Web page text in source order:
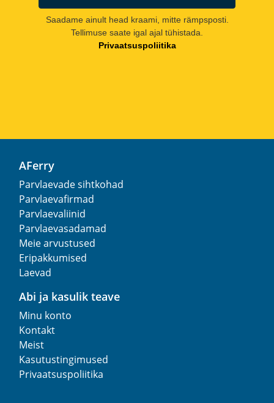
Saadame ainult head kraami, mitte rämpsposti.
Tellimuse saate igal ajal tühistada.
Privaatsuspoliitika
AFerry
Parvlaevade sihtkohad
Parvlaevafirmad
Parvlaevaliinid
Parvlaevasadamad
Meie arvustused
Eripakkumised
Laevad
Abi ja kasulik teave
Minu konto
Kontakt
Meist
Kasutustingimused
Privaatsuspoliitika